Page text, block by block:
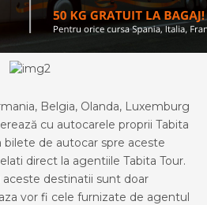
Belgia, Olanda, Luxemburg
cu autocarele proprii Tabita
bilete de autocar spre aceste
direct la agentiile Tabita Tour.
destinatii sunt doar
vor fi cele furnizate de agentul